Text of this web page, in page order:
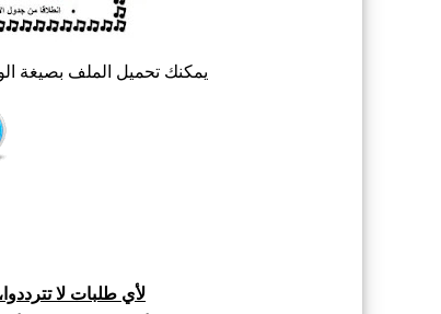
يمكنك تحميل الملف بصيغة
لأي طلبات لا